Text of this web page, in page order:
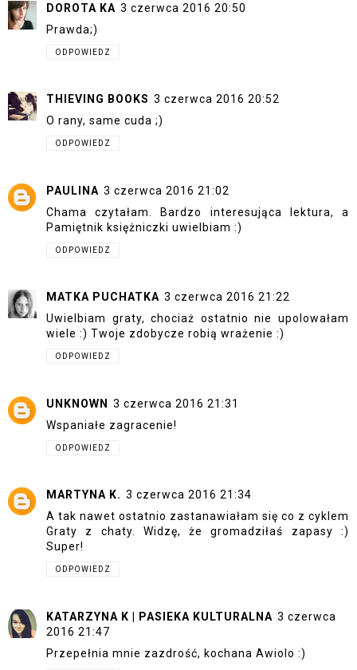
DOROTA KA 3 czerwca 2016 20:50
Prawda;)
ODPOWIEDZ
THIEVING BOOKS 3 czerwca 2016 20:52
O rany, same cuda ;)
ODPOWIEDZ
PAULINA 3 czerwca 2016 21:02
Chama czytałam. Bardzo interesująca lektura, a
Pamiętnik księżniczki uwielbiam :)
ODPOWIEDZ
MATKA PUCHATKA 3 czerwca 2016 21:22
Uwielbiam graty, chociaż ostatnio nie upolowałam
wiele :) Twoje zdobycze robią wrażenie :)
ODPOWIEDZ
UNKNOWN
3 czerwca 2016 21:31
Wspaniałe zagracenie!
ODPOWIEDZ
MARTYNA K. 3 czerwca 2016 21:34
A tak nawet ostatnio zastanawiałam się co z cyklem
Graty z chaty. Widzę, że gromadziłaś zapasy :)
Super!
ODPOWIEDZ
KATARZYNA K | PASIEKA KULTURALNA 3 czerwca
2016 21:47
Przepełnia mnie zazdrość, kochana Awiolo :)